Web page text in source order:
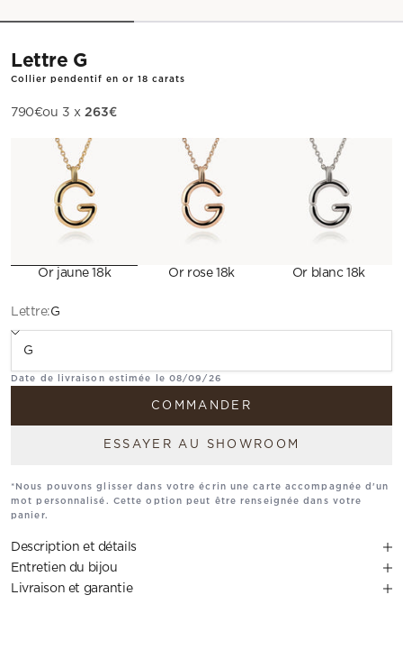
Lettre G
Collier pendentif en or 18 carats
Prix de vente
790€ou 3 x263€
Or jaune 18k Or rose 18k Or blanc 18k
Lettre:G
Date de livraison estimée le 08/09/26
COMMANDER
ESSAYER AU SHOWROOM
*Nous pouvons glisser dans votre écrin une carte accompagnée d'un
mot personnalisé. Cette option peut être renseignée dans votre
panier.
Description et détails
Entretien du bijou
Livraison et garantie